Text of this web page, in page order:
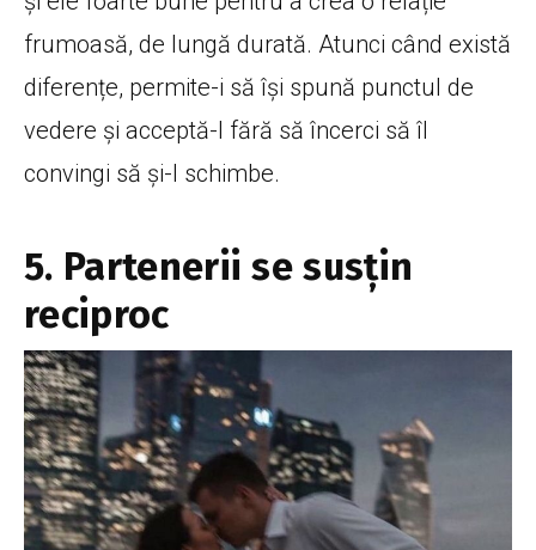
frumoasă, de lungă durată. Atunci când există
diferențe, permite-i să își spună punctul de
vedere și acceptă-l fără să încerci să îl
convingi să și-l schimbe.
5. Partenerii se susțin
reciproc